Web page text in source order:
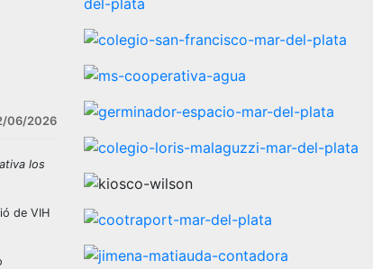
06/2026
los
de VIH